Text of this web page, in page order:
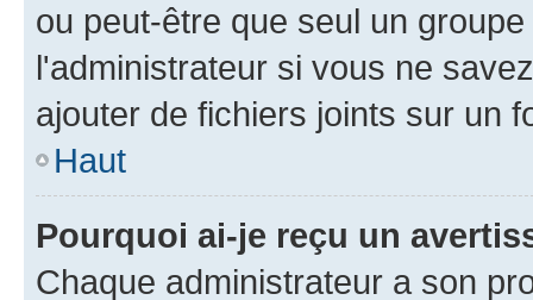
ou peut-être que seul un
l'administrateur si vous ne
ajouter de fichiers joints sur un
Haut
Pourquoi ai-je reçu un
Chaque administrateur a son